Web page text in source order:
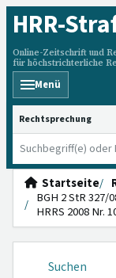
HRR-
Online-Zeitschrift und
für höchstrichterliche
Menü
HRRS durchsuchen
Startseite
BGH 2 StR 327/
HRRS 2008 Nr.
Suchen